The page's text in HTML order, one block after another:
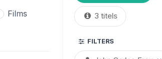
Films
3 titels
FILTERS